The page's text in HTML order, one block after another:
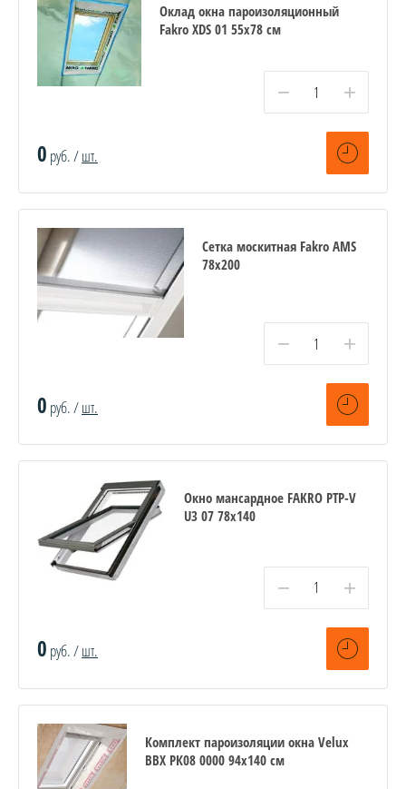
Оклад окна пароизоляционный
Fakro XDS 01 55х78 см
− +
0 руб. /шт.
Сетка москитная Fakro AMS
78х200
− +
0 руб. /шт.
Окно мансардное FAKRO PTP-V
U3 07 78х140
− +
0 руб. /шт.
Комплект пароизоляции окна Velux
BBX PК08 0000 94x140 см